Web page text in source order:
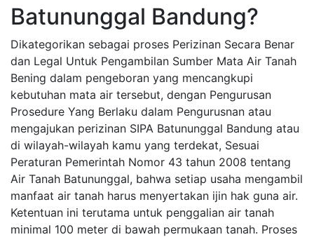
Batununggal Bandung?
Dikategorikan sebagai proses Perizinan Secara Benar
dan Legal Untuk Pengambilan Sumber Mata Air Tanah
Bening dalam pengeboran yang mencangkupi
kebutuhan mata air tersebut, dengan Pengurusan
Prosedure Yang Berlaku dalam Pengurusnan atau
mengajukan perizinan SIPA Batununggal Bandung atau
di wilayah-wilayah kamu yang terdekat, Sesuai
Peraturan Pemerintah Nomor 43 tahun 2008 tentang
Air Tanah Batununggal, bahwa setiap usaha mengambil
manfaat air tanah harus menyertakan ijin hak guna air.
Ketentuan ini terutama untuk penggalian air tanah
minimal 100 meter di bawah permukaan tanah. Proses